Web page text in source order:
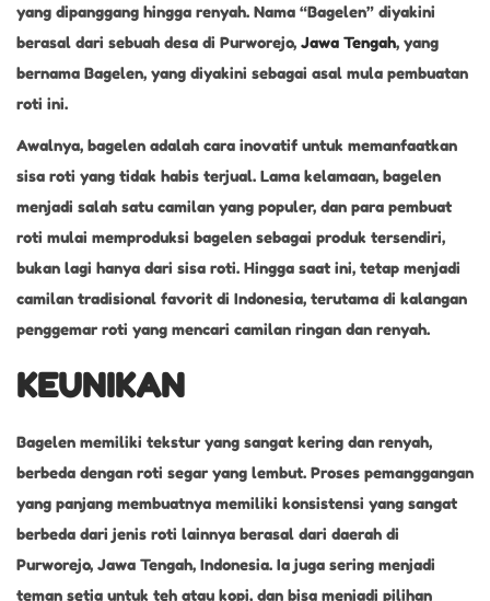
yang dipanggang hingga renyah. Nama “Bagelen” diyakini
berasal dari sebuah desa di Purworejo, Jawa Tengah, yang
bernama Bagelen, yang diyakini sebagai asal mula pembuatan
roti ini.
Awalnya, bagelen adalah cara inovatif untuk memanfaatkan
sisa roti yang tidak habis terjual. Lama kelamaan, bagelen
menjadi salah satu camilan yang populer, dan para pembuat
roti mulai memproduksi bagelen sebagai produk tersendiri,
bukan lagi hanya dari sisa roti. Hingga saat ini, tetap menjadi
camilan tradisional favorit di Indonesia, terutama di kalangan
penggemar roti yang mencari camilan ringan dan renyah.
KEUNIKAN
Bagelen memiliki tekstur yang sangat kering dan renyah,
berbeda dengan roti segar yang lembut. Proses pemanggangan
yang panjang membuatnya memiliki konsistensi yang sangat
berbeda dari jenis roti lainnya berasal dari daerah di
Purworejo, Jawa Tengah, Indonesia. Ia juga sering menjadi
teman setia untuk teh atau kopi, dan bisa menjadi pilihan